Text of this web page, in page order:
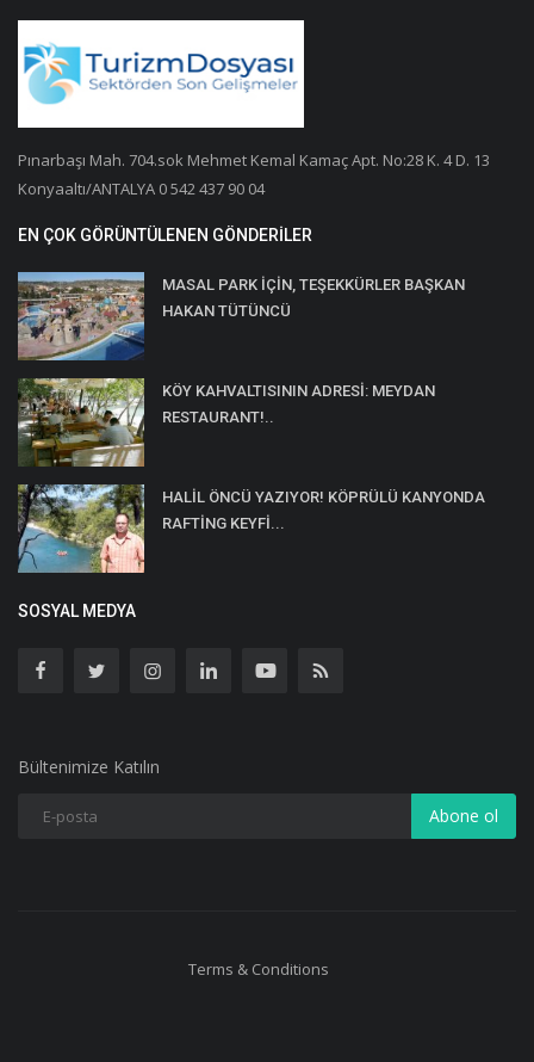
Pınarbaşı Mah. 704.sok Mehmet Kemal Kamaç Apt. No:28 K. 4 D. 13
Konyaaltı/ANTALYA 0 542 437 90 04
EN ÇOK GÖRÜNTÜLENEN GÖNDERILER
MASAL PARK İÇİN, TEŞEKKÜRLER BAŞKAN
HAKAN TÜTÜNCÜ
KÖY KAHVALTISININ ADRESİ: MEYDAN
RESTAURANT!..
HALİL ÖNCÜ YAZIYOR! KÖPRÜLÜ KANYONDA
RAFTİNG KEYFİ...
SOSYAL MEDYA
Bültenimize Katılın
Abone ol
Terms & Conditions